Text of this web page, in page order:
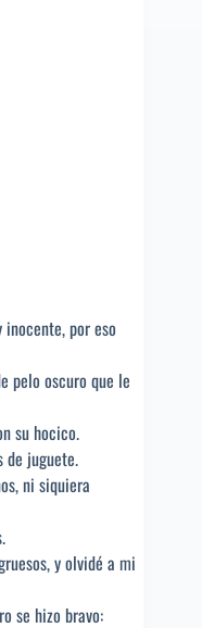
por eso
pelo oscuro que le
su hocico.
de juguete.
ni siquiera
y olvidé a mi
se hizo bravo: